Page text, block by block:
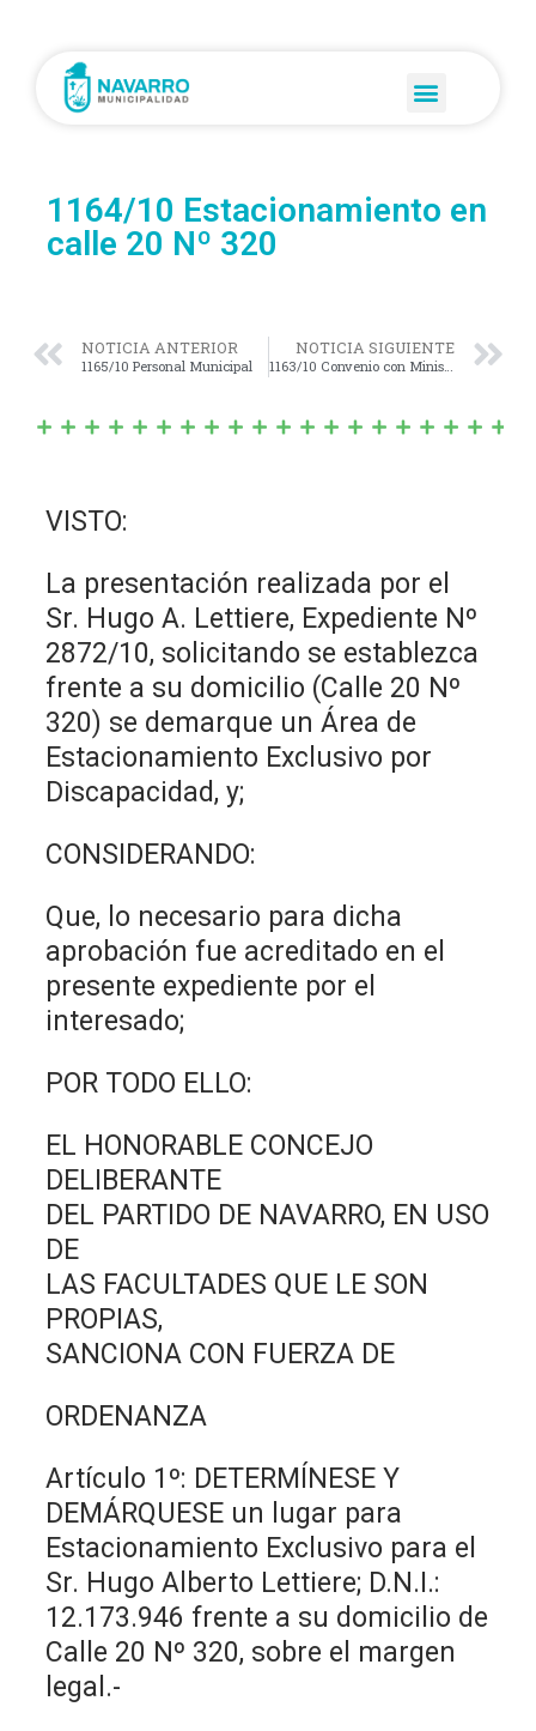
1164/10 Estacionamiento en
calle 20 Nº 320
NOTICIA ANTERIOR
1165/10 Personal Municipal
NOTICIA SIGUIENTE
1163/10 Convenio con Ministerio de desarrollo
VISTO:
La presentación realizada por el
Sr. Hugo A. Lettiere, Expediente Nº
2872/10, solicitando se establezca
frente a su domicilio (Calle 20 Nº
320) se demarque un Área de
Estacionamiento Exclusivo por
Discapacidad, y;
CONSIDERANDO:
Que, lo necesario para dicha
aprobación fue acreditado en el
presente expediente por el
interesado;
POR TODO ELLO:
EL HONORABLE CONCEJO
DELIBERANTE
DEL PARTIDO DE NAVARRO, EN USO
DE
LAS FACULTADES QUE LE SON
PROPIAS,
SANCIONA CON FUERZA DE
ORDENANZA
Artículo 1º: DETERMÍNESE Y
DEMÁRQUESE un lugar para
Estacionamiento Exclusivo para el
Sr. Hugo Alberto Lettiere; D.N.I.:
12.173.946 frente a su domicilio de
Calle 20 Nº 320, sobre el margen
legal.-